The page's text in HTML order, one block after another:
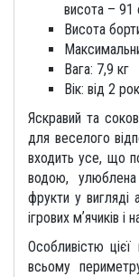
висота – 91
Висота
Вага: 7,9 кг
Вік: від 2
Яскравий та
для веселого
входить усе, що
водою, улюблена
фрукти у вигляді
ігрових мʼячиків і
Особливістю
всьому